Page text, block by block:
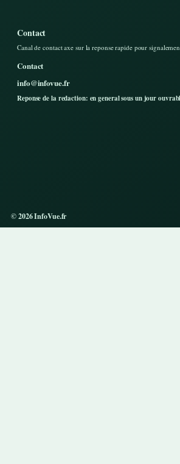
Contact
Canal de contact axe sur la reponse rapide pour
Contact
info@infovue.fr
Reponse de la redaction: en general sous un jour
© 2026 InfoVue.fr